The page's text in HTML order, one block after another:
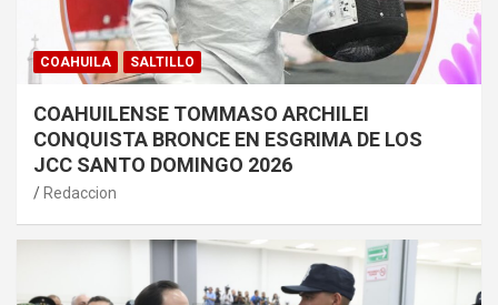
COAHUILA SALTILLO
COAHUILENSE TOMMASO ARCHILEI
CONQUISTA BRONCE EN ESGRIMA DE LOS
JCC SANTO DOMINGO 2026
Redaccion